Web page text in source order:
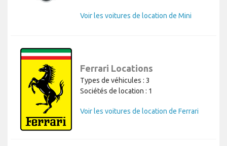
Voir les voitures de location de Mini
Ferrari Locations
Types de véhicules : 3
Sociétés de location : 1
Voir les voitures de location de Ferrari